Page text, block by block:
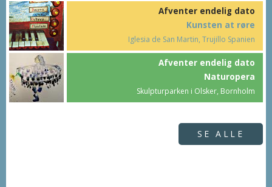
Afventer endelig dato
Kunsten at røre
Iglesia de San Martin, Trujillo Spanien
Afventer endelig dato
Naturopera
Skulpturparken i Olsker, Bornholm
SE ALLE